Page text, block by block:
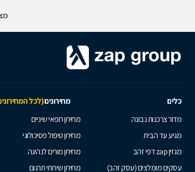
כלים מחירונים(לכל
מדור צרכנות נבונה
מגיע עד הבית
מגזין zap דפי זהב
עסקים מומלצים (עסק זהב)
מחירון רופאי שיניים
מחירון טיפול פסיכולוגי
מחירון מורים לנהיגה
מחירון שירותי תרגום